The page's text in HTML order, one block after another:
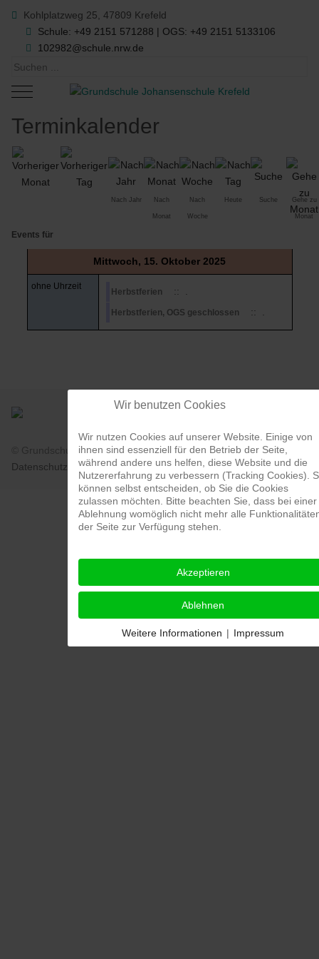
Kohlplatzweg 25, 47809 Krefeld
Schule: +49 2151 571288 | OGS: +49 2151 5133106
102982@schule.nrw.de
Mobile Menu Toggle
Terminkalender
Nach Jahr Nach
Monat
Nach
Woche
Heute Suche Gehe zu
Monat
Events für
Mittwoch, 15. Oktober 2025
ohne Uhrzeit
Herbstferien :: .
Herbstferien, OGS geschlossen :: .
© Grundschule Johansenschule Krefeld 2026 |Impressum|
Datenschutz
Login
Wir benutzen Cookies
Wir nutzen Cookies auf unserer Website. Einige von
ihnen sind essenziell für den Betrieb der Seite,
während andere uns helfen, diese Website und die
Nutzererfahrung zu verbessern (Tracking Cookies).
können selbst entscheiden, ob Sie die Cookies
zulassen möchten. Bitte beachten Sie, dass bei einer
Ablehnung womöglich nicht mehr alle
der Seite zur Verfügung stehen.
Akzeptieren
Ablehnen
Weitere Informationen | Impressum